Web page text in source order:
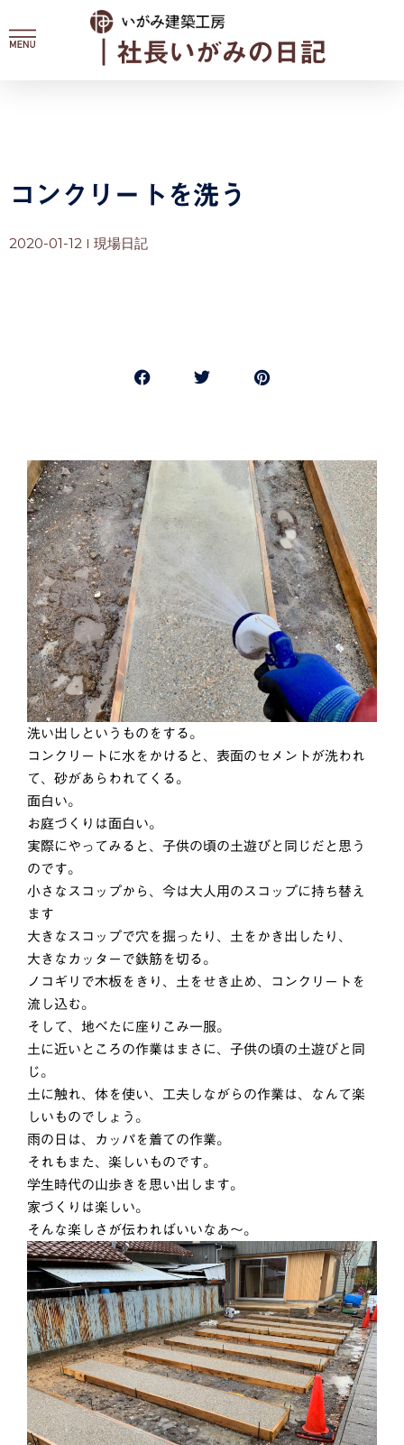
容
｜社長いがみの日記
コンクリートを洗う
2020-01-12 現場日記
洗い出しというものをする。
コンクリートに水をかけると、表面のセメントが洗われ
て、砂があらわれてくる。
面白い。
お庭づくりは面白い。
実際にやってみると、子供の頃の土遊びと同じだと思う
のです。
小さなスコップから、今は大人用のスコップに持ち替え
ます
大きなスコップで穴を掘ったり、土をかき出したり、
大きなカッターで鉄筋を切る。
ノコギリで木板をきり、土をせき止め、コンクリートを
流し込む。
そして、地べたに座りこみ一服。
土に近いところの作業はまさに、子供の頃の土遊びと同
じ。
土に触れ、体を使い、工夫しながらの作業は、なんて楽
しいものでしょう。
雨の日は、カッパを着ての作業。
それもまた、楽しいものです。
学生時代の山歩きを思い出します。
家づくりは楽しい。
そんな楽しさが伝わればいいなあ〜。